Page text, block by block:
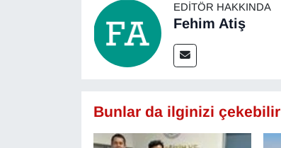
EDITÖR HAKKINDA
Fehim Atiş
Bunlar da ilginizi çekebilir